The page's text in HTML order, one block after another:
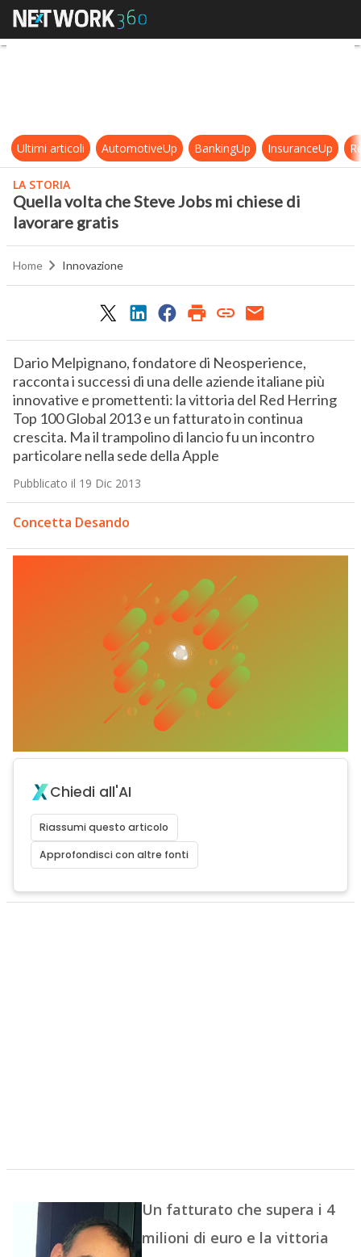
Quella volta che Steve Jobs mi
Ultimi articoli AutomotiveUp BankingUp InsuranceUp
LA STORIA
Quella volta che Steve Jobs mi chiese di
lavorare gratis
Home Innovazione
Dario Melpignano, fondatore di Neosperience,
racconta i successi di una delle aziende italiane più
innovative e promettenti: la vittoria del Red Herring
Top 100 Global 2013 e un fatturato in continua
crescita. Ma il trampolino di lancio fu un incontro
particolare nella sede della Apple
Pubblicato il 19 Dic 2013
Concetta Desando
Chiedi all'AI
Riassumi questo articolo
Approfondisci con altre fonti
Un fatturato che supera i 4
milioni di euro e la vittoria